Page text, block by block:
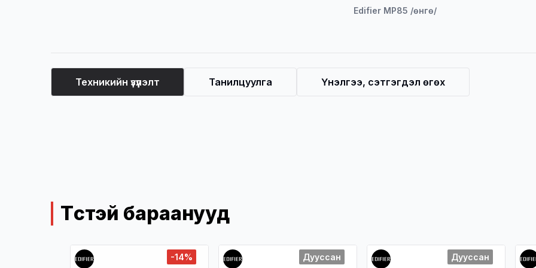
Edifier MP85 /өнгө/
Техникийн үзүүлэлт Танилцуулга Үнэлгээ, сэтгэгдэл өгөх
Төстэй бараанууд
-14% Дууссан Дууссан